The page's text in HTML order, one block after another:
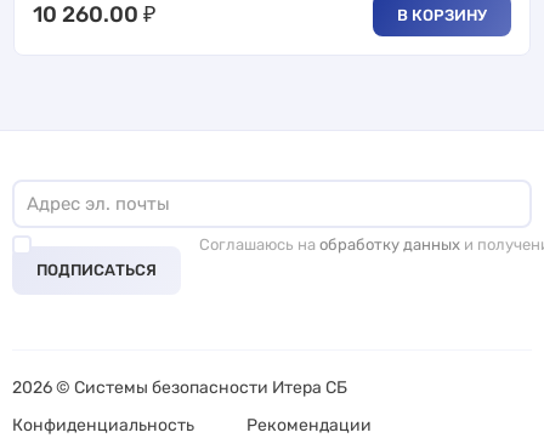
10 260.00 ₽ В КОРЗИНУ
ПОДПИСАТЬСЯ
Соглашаюсь на обработку данных и
2026 © Системы безопасности Итера СБ
Конфиденциальность
Рекомендации